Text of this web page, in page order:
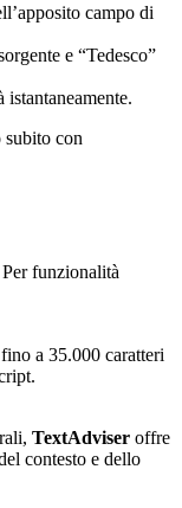
campo di
e “Tedesco”
con
funzionalità
a 35.000 caratteri
TextAdviser offre
contesto e dello